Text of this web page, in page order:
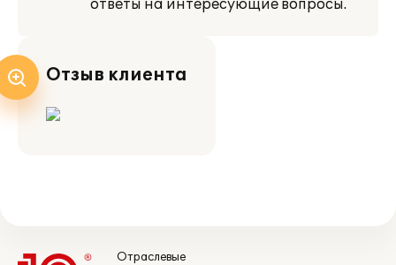
ответы на интересующие вопросы.
Отзыв клиента
Отраслевые